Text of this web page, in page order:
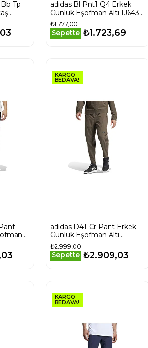
Tp
adidas Bl Pnt1 Q4 Erkek
Günlük Eşofman Altı IJ6437
Siyah
₺1.777,00
Sepette ₺1.723,69
KARGO
BEDAVA!
adidas D4T Cr Pant Erkek
Günlük Eşofman Altı
IX9060 Haki
₺2.999,00
Sepette ₺2.909,03
KARGO
BEDAVA!